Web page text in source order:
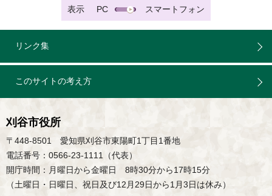
表示 PC スマートフォン
リンク集
このサイトの考え方
刈谷市役所
〒448-8501 愛知県刈谷市東陽町1丁目1番地
電話番号：0566-23-1111（代表）
開庁時間：月曜日から金曜日 8時30分から17時15分
（土曜日・日曜日、祝日及び12月29日から1月3日は休み）